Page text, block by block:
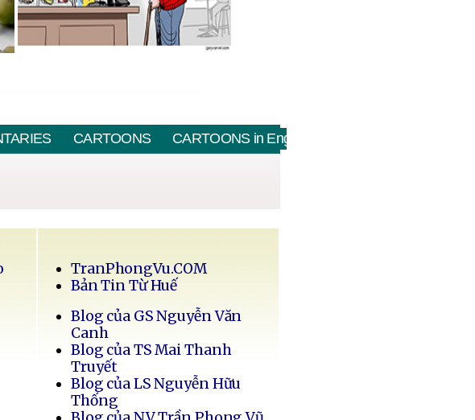
CARTOONS CARTOONS in English
TranPhongVu.COM
Bản Tin Từ Huế
Blog của GS Nguyễn Văn
Canh
Blog của TS Mai Thanh
Truyết
Blog của LS Nguyễn Hữu
Thống